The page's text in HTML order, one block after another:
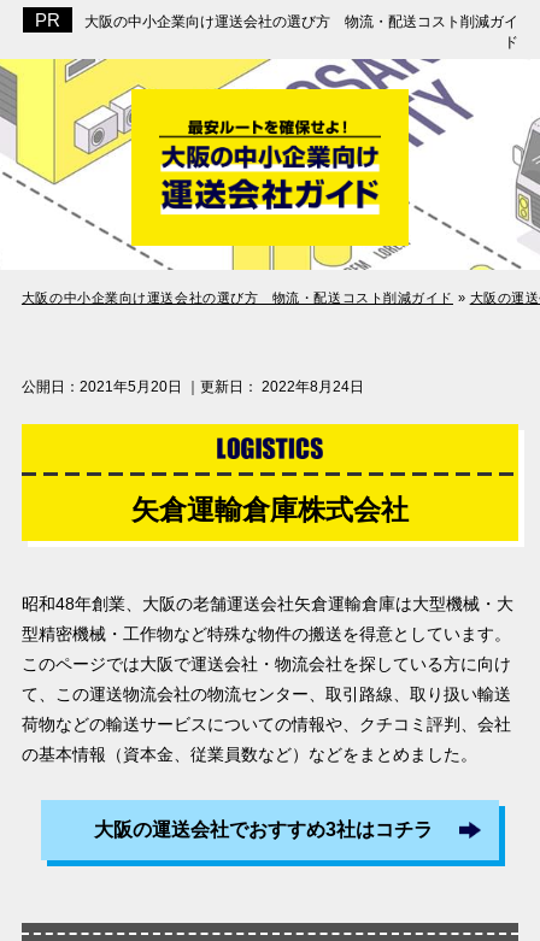
大阪の中小企業向け運送会社の選び方 物流・配送コスト削減ガイ
ド
大阪の中小企業向け運送会社の選び方 物流・配送コスト削減ガイド » 大阪の運
公開日： 2021年5月20日 ｜更新日： 2022年8月24日
矢倉運輸倉庫株式会社
昭和48年創業、大阪の老舗運送会社矢倉運輸倉庫は大型機械・大
型精密機械・工作物など特殊な物件の搬送を得意としています。
このページでは大阪で運送会社・物流会社を探している方に向け
て、この運送物流会社の物流センター、取引路線、取り扱い輸送
荷物などの輸送サービスについての情報や、クチコミ評判、会社
の基本情報（資本金、従業員数など）などをまとめました。
大阪の運送会社でおすすめ3社はコチラ